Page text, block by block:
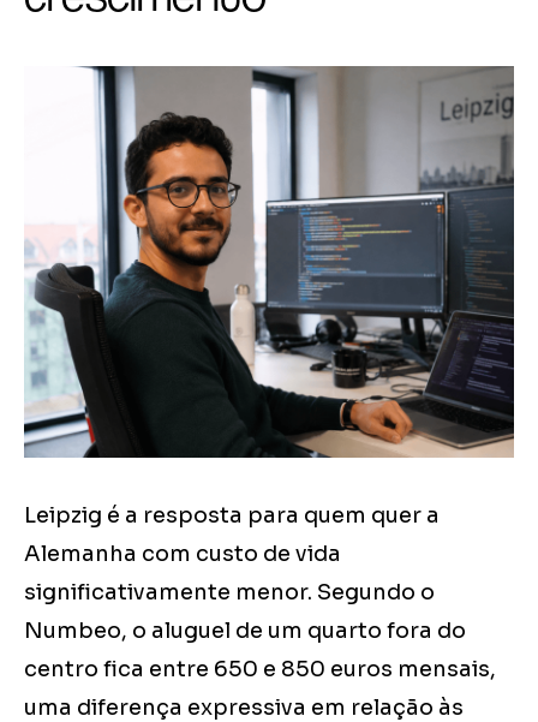
Leipzig é a resposta para quem quer a
Alemanha com custo de vida
significativamente menor. Segundo o
Numbeo, o aluguel de um quarto fora do
centro fica entre 650 e 850 euros mensais,
uma diferença expressiva em relação às